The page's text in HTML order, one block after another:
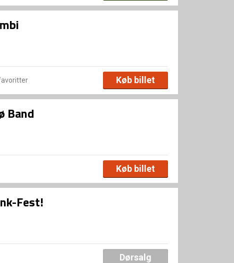
Køb billet
Band
Køb billet
Fest!
Dørsalg